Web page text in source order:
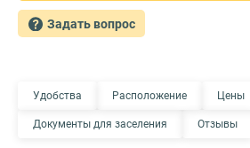
Задать вопрос
Удобства Расположение Цены
Документы для заселения Отзывы